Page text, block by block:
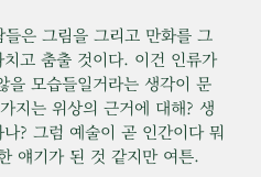
은 그림을 그리고 만화를 그
고 춤출 것이다. 이건 인류가
을 모습들일거라는 생각이 문
지는 위상의 근거에 대해? 생
? 그럼 예술이 곧 인간이다 뭐
얘기가 된 것 같지만 여튼.